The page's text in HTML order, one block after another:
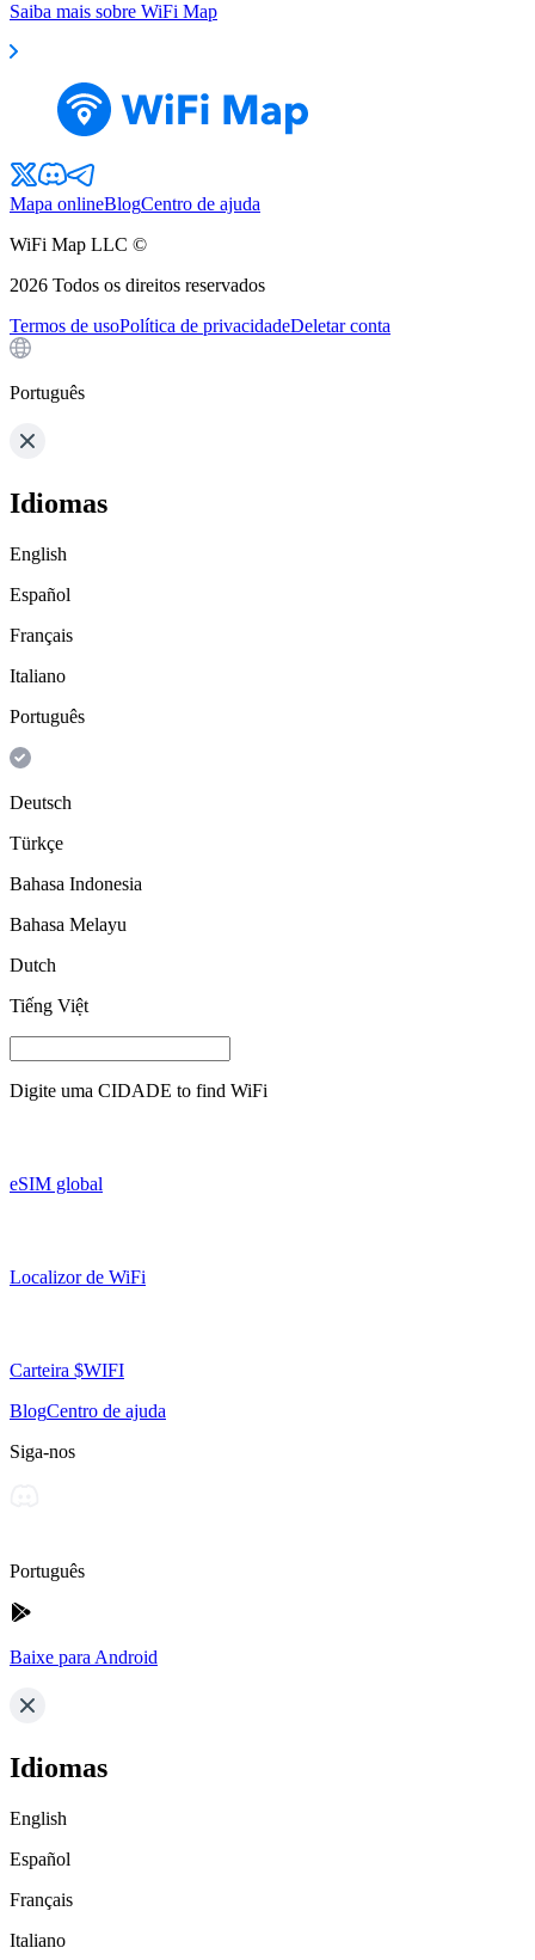
Saiba mais sobre WiFi Map
Mapa onlineBlogCentro de ajuda
WiFi Map LLC ©
2026 Todos os direitos reservados
Termos de usoPolítica de privacidadeDeletar conta
Português
Idiomas
English
Español
Français
Italiano
Português
Deutsch
Türkçe
Bahasa Indonesia
Bahasa Melayu
Dutch
Tiếng Việt
Digite uma CIDADE to find WiFi
eSIM global
Localizor de WiFi
Carteira $WIFI
BlogCentro de ajuda
Siga-nos
Português
Baixe para Android
Idiomas
English
Español
Français
Italiano